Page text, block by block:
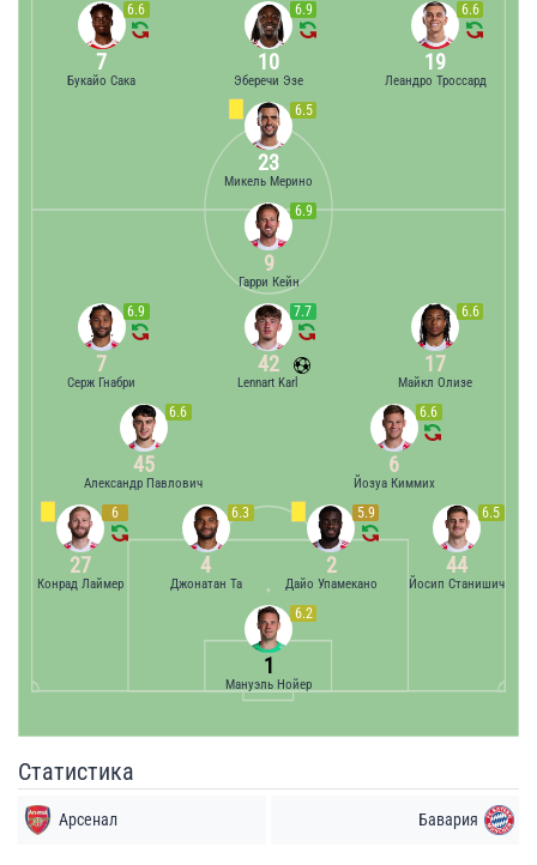
6.6
19
Леандро Троссард
6.9
10
Эберечи Эзе
6.6
7
Букайо Сака
6.5
23
Микель Мерино
6.2
1
Мануэль Нойер
6
27
Конрад Лаймер
6.3
4
Джонатан Та
5.9
2
Дайо Упамекано
6.5
44
Йосип Станишич
6.6
45
Александр Павлович
6.6
6
Йозуа Киммих
6.9
7
Серж Гнабри
7.7
42
Lennart Karl
6.6
17
Майкл Олизе
6.9
9
Гарри Кейн
Статистика
Арсенал Бавария